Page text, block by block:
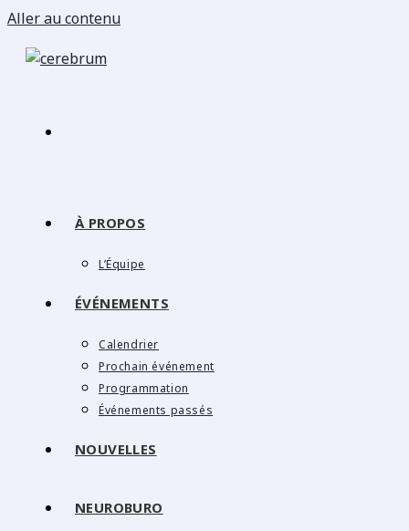
Aller au contenu
À PROPOS
L’Équipe
ÉVÉNEMENTS
Calendrier
Prochain événement
Programmation
Événements passés
NOUVELLES
NEUROBURO